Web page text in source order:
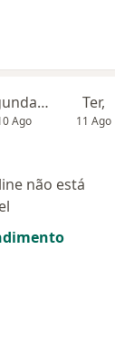
Segunda-feira
Ago
Ter,
11 Ago
não está